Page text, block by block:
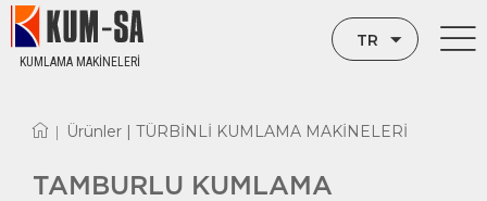
KUMLAMA MAKİNELERİ
TR
RU
| Ürünler | TÜRBİNLİ KUMLAMA MAKİNELERİ
TAMBURLU KUMLAMA